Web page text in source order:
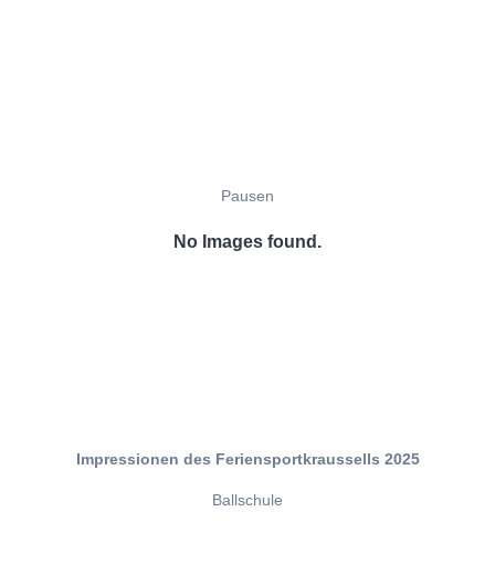
Pausen
No Images found.
Impressionen des Feriensportkraussells 2025
Ballschule